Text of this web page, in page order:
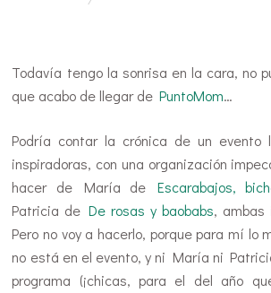
Todavía tengo la sonrisa en la cara, no
que acabo de llegar dePuntoMom…
Podría contar la crónica de un evento
inspiradoras, con una organización
hacer de María de Escarabajos,
Patricia deDe rosas y baobabs, ambas
Pero no voy a hacerlo, porque para mí lo
no está en el evento, y ni María ni
programa (¡chicas, para el del año